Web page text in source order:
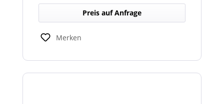
erhältlich.
Preis auf Anfrage
Merken